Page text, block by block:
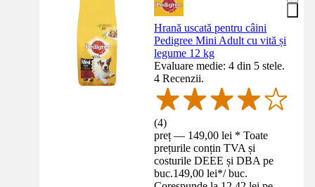
Hrană uscată pentru câini
Pedigree Mini Adult cu vită și
legume 12 kg
Evaluare medie: 4 din 5 stele.
4 Recenzii.
(4)
preț — 149,00 lei * Toate
prețurile conțin TVA și
costurile DEEE și DBA pe
buc.149,00 lei*/ buc.